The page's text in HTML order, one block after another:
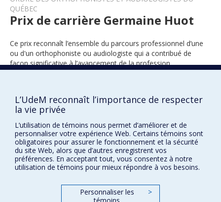
QUÉBEC
Prix de carrière Germaine Huot
Ce prix reconnaît l’ensemble du parcours professionnel d’une
ou d'un orthophoniste ou audiologiste qui a contribué de
façon significative à l’avancement de la profession.
2015
L’UdeM reconnaît l’importance de respecter
la vie privée
L’utilisation de témoins nous permet d’améliorer et de
personnaliser votre expérience Web. Certains témoins sont
obligatoires pour assurer le fonctionnement et la sécurité
du site Web, alors que d’autres enregistrent vos
préférences. En acceptant tout, vous consentez à notre
utilisation de témoins pour mieux répondre à vos besoins.
Personnaliser les
>